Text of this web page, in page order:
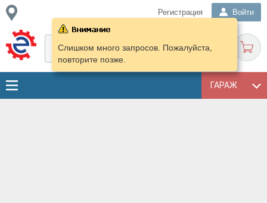
Регистрация Войти
ГАРАЖ
Слишком много запросов. Пожалуйста,
повторите позже.